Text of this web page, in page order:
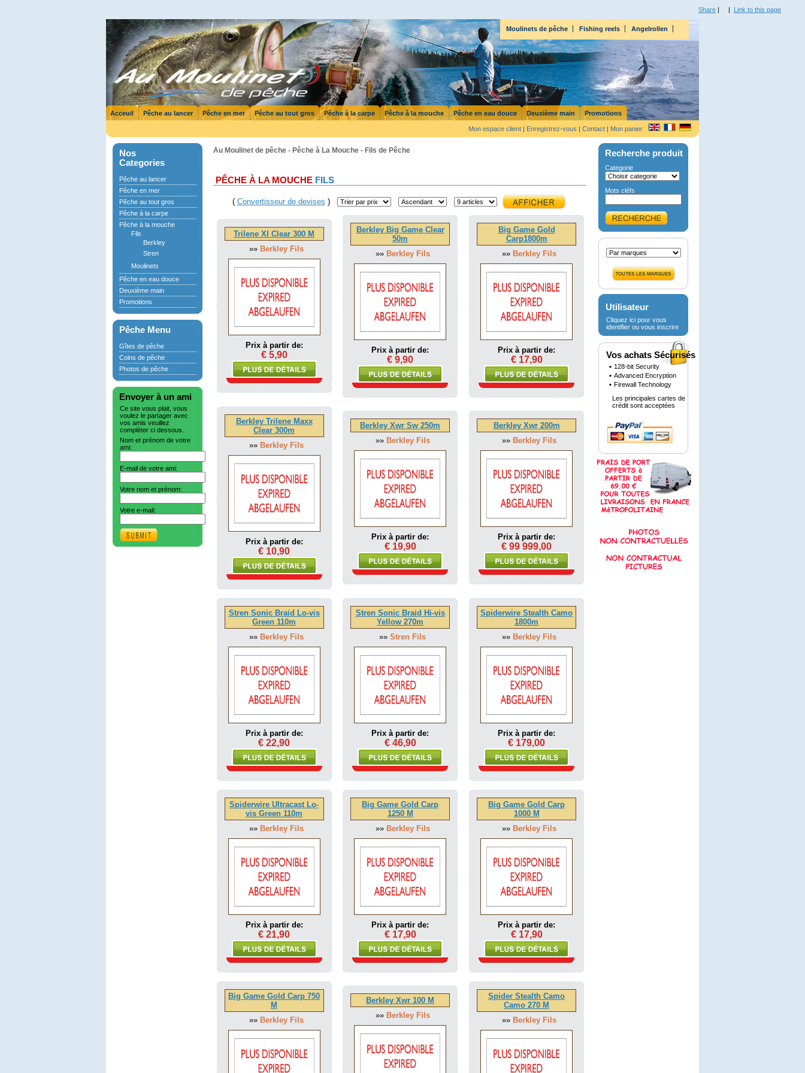
Share | | Link to this page
Moulinets de pêche Fishing reels Angelrollen
Acceuil Pêche au lancer Pêche en mer Pêche au tout gros Pêche à la carpe Pêche à la mouche Pêche en eau douce Deuxième main Promotions
Mon espace client | Enregistrez-vous | Contact | Mon panier
Nos
Categories
Pêche au lancer
Pêche en mer
Pêche au tout gros
Pêche à la carpe
Pêche à la mouche
Fils
Berkley
Stren
Moulinets
Pêche en eau douce
Deuxième main
Promotions
Pêche Menu
Gîtes de pêche
Coins de pêche
Photos de pêche
Envoyer à un ami
Ce site vous plait, vous
voulez le partager avec
vos amis veuillez
compléter ci dessous.
Nom et prénom de votre
ami:
E-mail de votre ami:
Votre nom et prénom:
Votre e-mail:
Recherche produit
Categorie
Mots cléfs
Utilisateur
Cliquez ici pour vous
identifier ou vous inscrire
Vos achats Sécurisés
128-bit Security
Advanced Encryption
Firewall Technology
Les principales cartes de
crédit sont acceptées
Au Moulinet de pêche - Pêche à La Mouche - Fils de Pêche
PÊCHE À LA MOUCHE FILS
( Convertisseur de devises )
Trilene Xl Clear 300 M
»» Berkley Fils
Prix à partir de:
€ 5,90
Berkley Big Game Clear
50m
»» Berkley Fils
Prix à partir de:
€ 9,90
Big Game Gold
Carp1800m
»» Berkley Fils
Prix à partir de:
€ 17,90
Berkley Trilene Maxx
Clear 300m
»» Berkley Fils
Prix à partir de:
€ 10,90
Berkley Xwr Sw 250m
»» Berkley Fils
Prix à partir de:
€ 19,90
Berkley Xwr 200m
»» Berkley Fils
Prix à partir de:
€ 99 999,00
Stren Sonic Braid Lo-vis
Green 110m
»» Berkley Fils
Prix à partir de:
€ 22,90
Stren Sonic Braid Hi-vis
Yellow 270m
»» Stren Fils
Prix à partir de:
€ 46,90
Spiderwire Stealth Camo
1800m
»» Berkley Fils
Prix à partir de:
€ 179,00
Spiderwire Ultracast Lo-
vis Green 110m
»» Berkley Fils
Prix à partir de:
€ 21,90
Big Game Gold Carp
1250 M
»» Berkley Fils
Prix à partir de:
€ 17,90
Big Game Gold Carp
1000 M
»» Berkley Fils
Prix à partir de:
€ 17,90
Big Game Gold Carp 750
M
»» Berkley Fils
Berkley Xwr 100 M
»» Berkley Fils
Spider Stealth Camo
Camo 270 M
»» Berkley Fils